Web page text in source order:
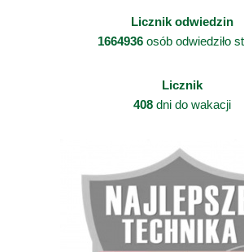
Licznik odwiedzin
1664936osób odwiedziło
Licznik
408 dni do wakacji